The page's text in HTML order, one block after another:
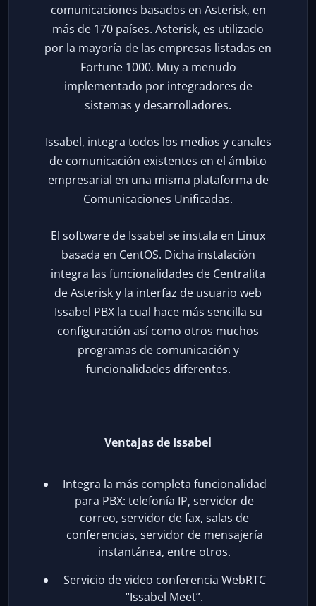
comunicaciones basados en Asterisk, en
más de 170 países. Asterisk, es utilizado
por la mayoría de las empresas listadas en
Fortune 1000. Muy a menudo
implementado por integradores de
sistemas y desarrolladores.
Issabel, integra todos los medios y canales
de comunicación existentes en el ámbito
empresarial en una misma plataforma de
Comunicaciones Unificadas.
El software de Issabel se instala en Linux
basada en CentOS. Dicha instalación
integra las funcionalidades de Centralita
de Asterisk y la interfaz de usuario web
Issabel PBX la cual hace más sencilla su
configuración así como otros muchos
programas de comunicación y
funcionalidades diferentes.
Ventajas de Issabel
Integra la más completa funcionalidad
para PBX: telefonía IP, servidor de
correo, servidor de fax, salas de
conferencias, servidor de mensajería
instantánea, entre otros.
Servicio de video conferencia WebRTC
“Issabel Meet”.